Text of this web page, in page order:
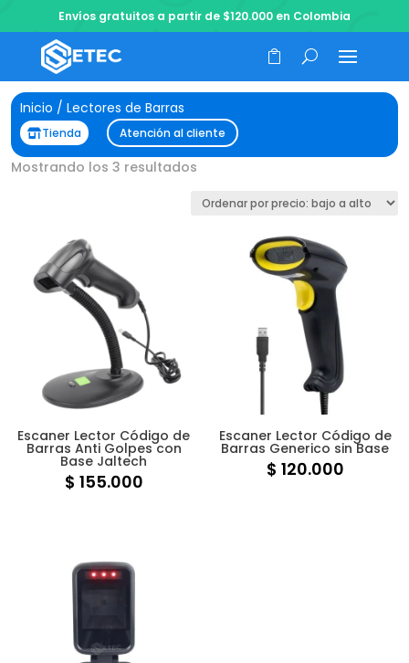
Envíos gratuitos a partir de $120.000 en Colombia
Inicio / Lectores de Barras
Tienda Atención al cliente
Mostrando los 3 resultados
precio:
Escaner Lector Código de
Barras Anti Golpes con
Base Jaltech
$ 155.000
Escaner Lector Código de
Barras Generico sin Base
$ 120.000